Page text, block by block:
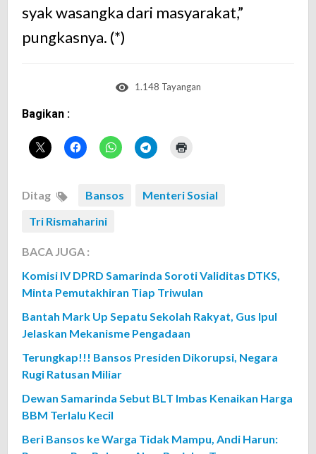
syak wasangka dari masyarakat,”
pungkasnya. (*)
1.148 Tayangan
Bagikan :
Ditag Bansos
Menteri Sosial
Tri Rismaharini
BACA JUGA :
Komisi IV DPRD Samarinda Soroti Validitas DTKS,
Minta Pemutakhiran Tiap Triwulan
Bantah Mark Up Sepatu Sekolah Rakyat, Gus Ipul
Jelaskan Mekanisme Pengadaan
Terungkap!!! Bansos Presiden Dikorupsi, Negara
Rugi Ratusan Miliar
Dewan Samarinda Sebut BLT Imbas Kenaikan Harga
BBM Terlalu Kecil
Beri Bansos ke Warga Tidak Mampu, Andi Harun: